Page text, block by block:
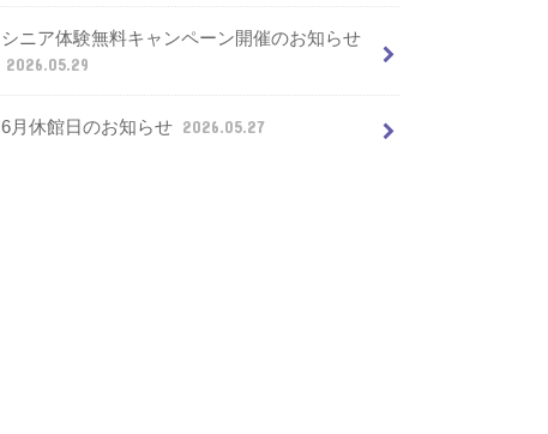
シニア体験無料キャンペーン開催のお知らせ
2026.05.29
6月休館日のお知らせ 2026.05.27